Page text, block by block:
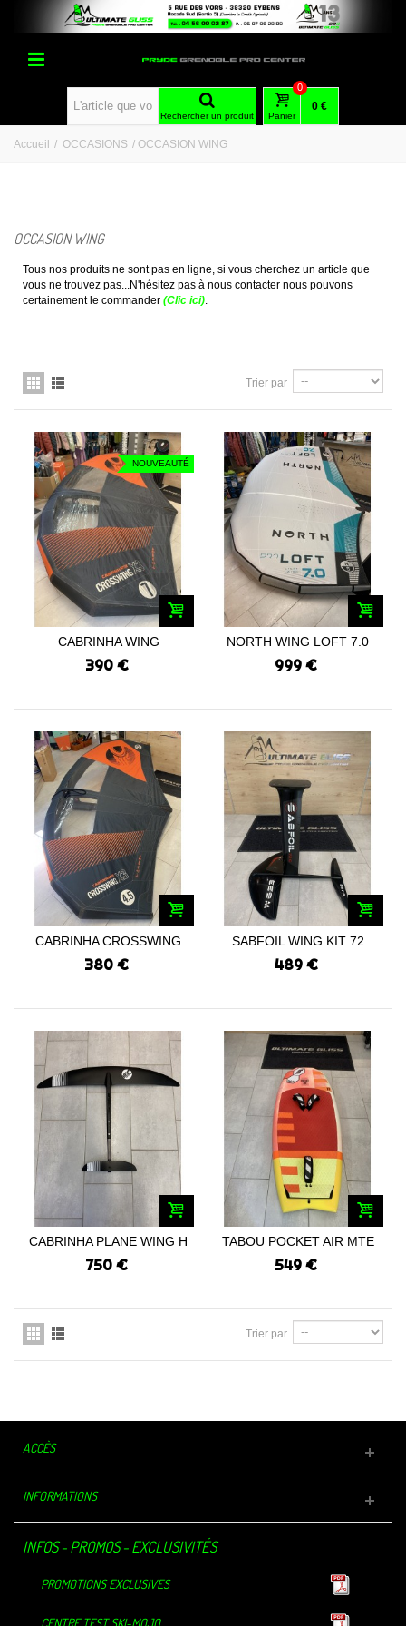
Rechercher un produit Panier
0
0 €
Accueil / OCCASIONS / OCCASION WING
OCCASION WING
Tous nos produits ne sont pas en ligne, si vous cherchez un article que
vous ne trouvez pas...N'hésitez pas à nous contacter nous pouvons
certainement le commander (Clic ici)
Trier par
NOUVEAUTÉ
CABRINHA WING
CROSSWING X3...
390 €
NORTH WING LOFT 7.0
2025 TEST UG...
999 €
CABRINHA CROSSWING
X3...
380 €
SABFOIL WING KIT 72
CARBON...
489 €
CABRINHA PLANE WING H
MKII 1050...
750 €
TABOU POCKET AIR MTE
77L 2024...
549 €
Trier par
ACCÈS
INFORMATIONS
INFOS - PROMOS - EXCLUSIVITÉS
PROMOTIONS EXCLUSIVES
CENTRE TEST SKI-MOJO